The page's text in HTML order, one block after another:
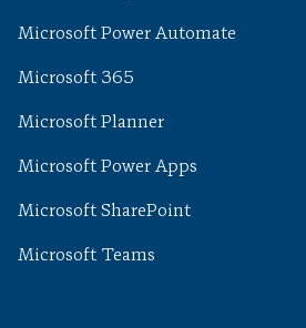
Microsoft Power Automate
Microsoft 365
Microsoft Planner
Microsoft Power Apps
Microsoft SharePoint
Microsoft Teams